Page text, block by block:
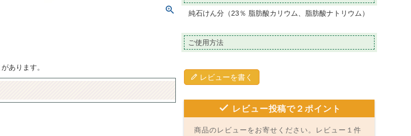
あります。
純石けん分（23％ 脂肪酸カリウム、脂肪酸ナトリウム）
ご使用方法
レビューを書く
レビュー投稿で２ポイント
商品のレビューをお寄せください。レビュー１件